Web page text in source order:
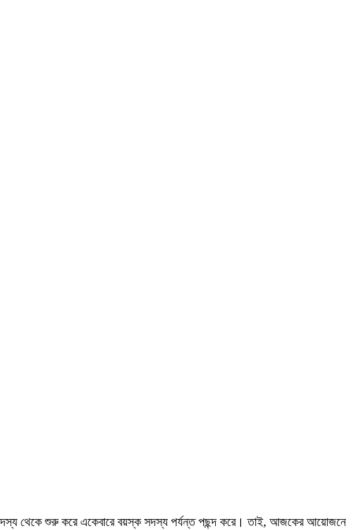
সদস্য থেকে শুরু করে একেবারে বয়স্ক সদস্য পর্যন্ত পছন্দ করে। তাই, আজকের আয়োজনে